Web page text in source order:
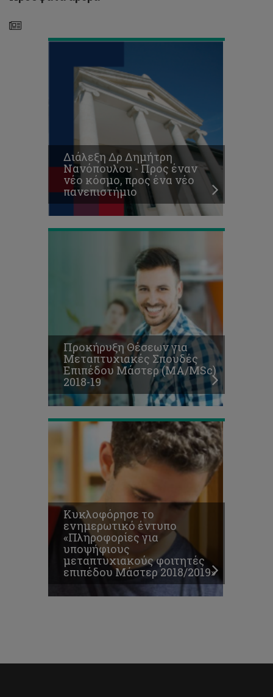
Διάλεξη Δρ Δημήτρη
Νανόπουλου - Προς έναν
νέο κόσμο, προς ένα νέο
πανεπιστήμιο
Προκήρυξη
Μεταπτυχιακές
Σπουδές
Επιπέδου
Μάστερ
(ΜΑ/MSc)
2018-
19
Προκήρυξη Θέσεων για
Μεταπτυχιακές Σπουδές
Επιπέδου Μάστερ (ΜΑ/MSc)
2018-19
Κυκλοφόρησε
ενημερωτικό
«Πληροφορίες
για
υποψήφιους
μεταπτυχιακούς
φοιτητές
επιπέδου
Μάστερ
2018/2019»
Κυκλοφόρησε το
ενημερωτικό έντυπο
«Πληροφορίες για
υποψήφιους
μεταπτυχιακούς φοιτητές
επιπέδου Μάστερ 2018/2019»